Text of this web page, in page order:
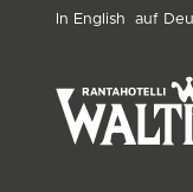
In English auf